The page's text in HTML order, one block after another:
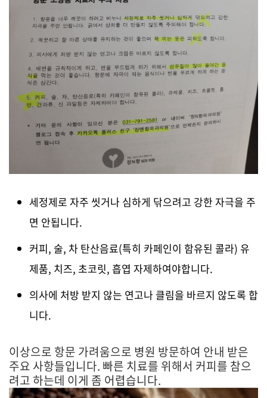
세정제로 자주 씻거나 심하게 닦으려고 강한 자극을 주
면 안됩니다.
커피, 술, 차 탄산음료(특히 카페인이 함유된 콜라) 유
제품, 치즈, 초코릿, 흡엽 자제하여야합니다.
의사에 처방 받지 않는 연고나 클림을 바르지 않도록 합
니다.
이상으로 항문 가려움으로 병원 방문하여 안내 받은
주요 사항들입니다. 빠른 치료를 위해서 커피를 참으
려고 하는데 이게 좀 어렵습니다.